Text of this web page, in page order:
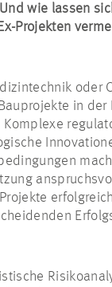
wie lassen
Projekten
oder
in der
Komplexe